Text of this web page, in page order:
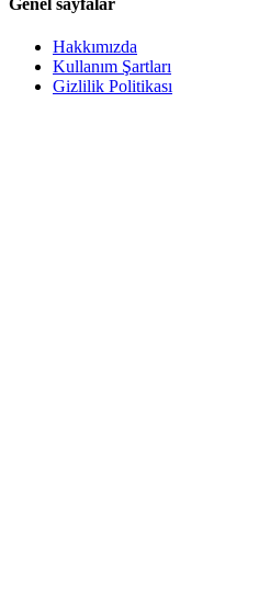
Hakkımızda
Kullanım Şartları
Gizlilik Politikası